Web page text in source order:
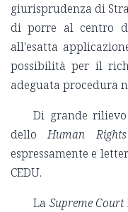
giurisprudenza di
di porre al centro
all'esatta
possibilità per il
adeguata procedura
Di grande
delloHuman
espressamente e
CEDU.
La Supreme Court